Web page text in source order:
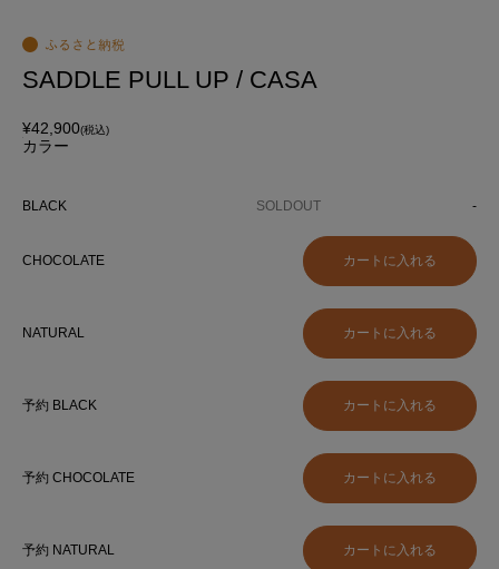
SADDLE PULL UP / CASA
¥42,900(税込)
カラー
BLACK SOLDOUT -
CHOCOLATE
NATURAL
予約 BLACK
予約 CHOCOLATE
予約 NATURAL